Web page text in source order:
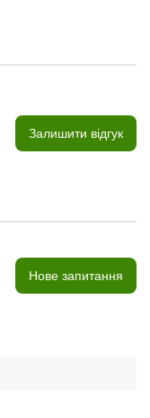
Залишити відгук
Нове запитання